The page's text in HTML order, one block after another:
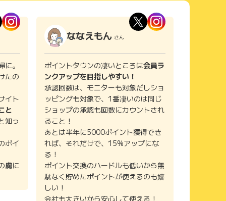
。
たの
イト
と
知っ
ポイ
虜に
ななえもん さん
ポイントタウンの凄いところは会員ラ
ンクアップを目指しやすい！
承認回数は、モニターも対象だしショ
ッピングも対象で、1番凄いのは同じ
ショップの承認も回数にカウントされ
ること！
あとは半年に5000ポイント獲得でき
れば、それだけで、15%アップにな
る！
ポイント交換のハードルも低いから無
駄なく貯めたポイントが使えるのも嬉
しい！
会社も大きいから安心して使える！